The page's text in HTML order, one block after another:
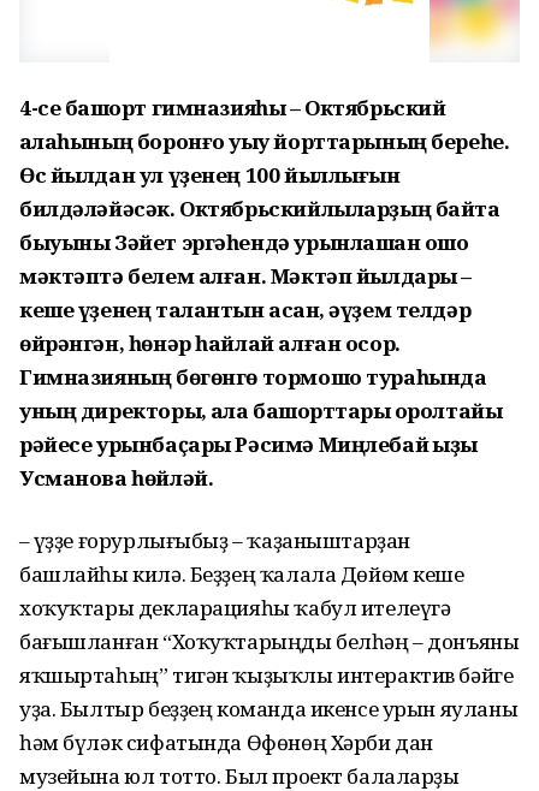
4-се башҡорт гимназияһы – Октябрьский
ҡалаһының боронғо уҡыу йорттарының береһе.
Өс йылдан ул үҙенең 100 йыллығын
билдәләйәсәк. Октябрьскийлыларҙың байтаҡ
быуыны Зәйет эргәһендә урынлашҡан ошо
мәктәптә белем алған. Мәктәп йылдары –
кеше үҙенең талантын асҡан, әүҙем телдәр
өйрәнгән, һөнәр һайлай алған осор.
Гимназияның бөгөнгө тормошо тураһында
уның директоры, ҡала башҡорттары ҡоролтайы
рәйесе урынбаҫары Рәсимә Миңлебай ҡыҙы
Усманова һөйләй.
– Һүҙҙе ғорурлығыбыҙ – ҡаҙаныштарҙан
башлайһы килә. Беҙҙең ҡалала Дөйөм кеше
хоҡуҡтары декларацияһы ҡабул ителеүгә
бағышланған “Хоҡуҡтарыңды белһәң – донъяны
яҡшыртаһың” тигән ҡыҙыҡлы интерактив бәйге
уҙа. Былтыр беҙҙең команда икенсе урын яуланы
һәм бүләк сифатында Өфөнөң Хәрби дан
музейына юл тотто. Был проект балаларҙы